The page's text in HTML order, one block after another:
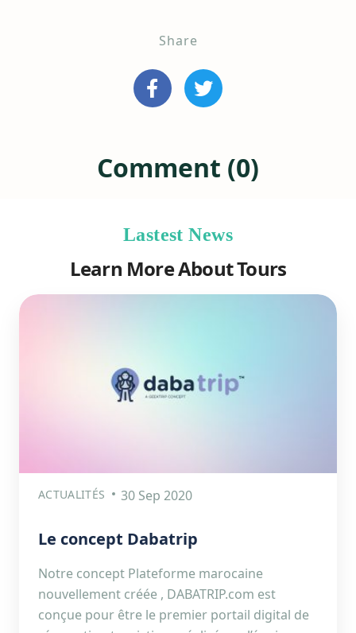
Share
Comment (0)
Lastest News
Learn More About Tours
ACTUALITÉS 30 Sep 2020
Le concept Dabatrip
Notre concept Plateforme marocaine
nouvellement créée , DABATRIP.com est
conçue pour être le premier portail digital de